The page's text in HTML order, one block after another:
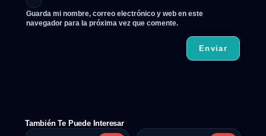
Guarda mi nombre, correo electrónico y web en este
navegador para la próxima vez que comente.
También Te Puede Interesar